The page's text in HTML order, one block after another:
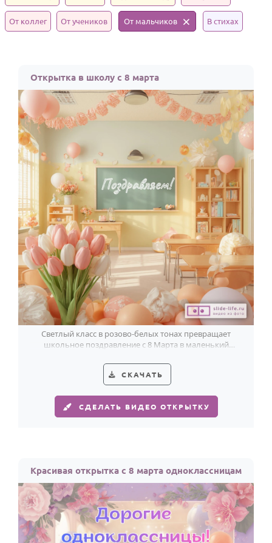
Годовщина свадьбы
Женщине
Мужчине
Маме
Папе
Детям
Все родственники
ПЕРСОНАЛЬНЫЕ
Пожелания
По именам
По годам
От коллег От учеников От мальчиков В стихах
Открытка в школу с 8 марта
Светлый класс в розово-белых тонах превращает
школьное поздравление с 8 Марта в маленький
СКАЧАТЬ
СДЕЛАТЬ ВИДЕО ОТКРЫТКУ
Красивая открытка с 8 марта одноклассницам